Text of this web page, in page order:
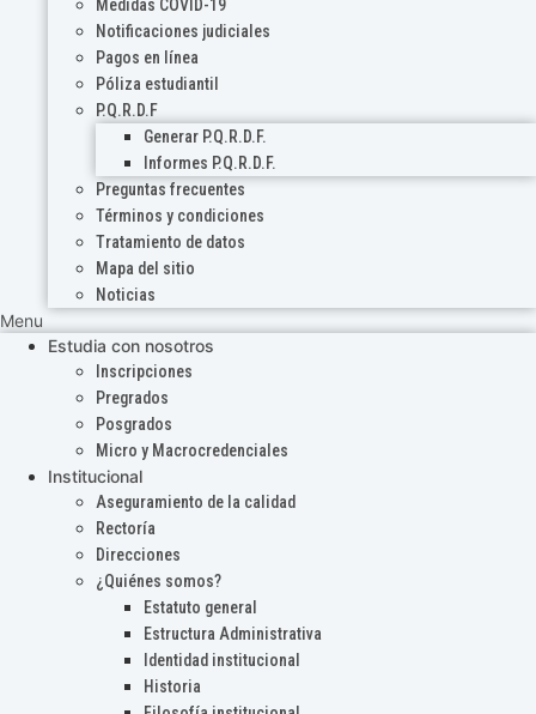
Medidas COVID-19
Notificaciones judiciales
Pagos en línea
Póliza estudiantil
P.Q.R.D.F
Generar P.Q.R.D.F.
Informes P.Q.R.D.F.
Preguntas frecuentes
Términos y condiciones
Tratamiento de datos
Mapa del sitio
Noticias
Menu
Estudia con nosotros
Inscripciones
Pregrados
Posgrados
Micro y Macrocredenciales
Institucional
Aseguramiento de la calidad
Rectoría
Direcciones
¿Quiénes somos?
Estatuto general
Estructura Administrativa
Identidad institucional
Historia